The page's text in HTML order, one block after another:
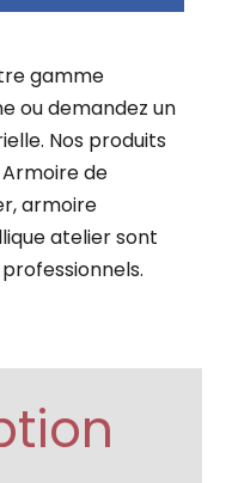
gamme
ou demandez un
Nos produits
de
armoire
atelier sont